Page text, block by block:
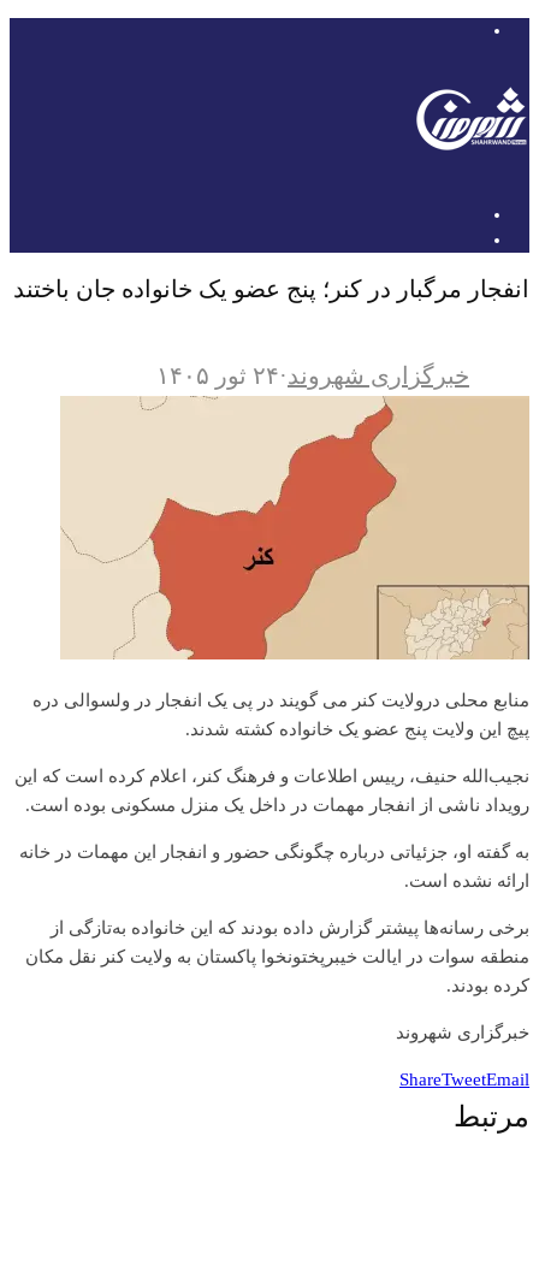
انفجار مرگبار در کنر؛ پنج عضو یک خانواده جان باختند
خبرگزاری شهروند·۲۴ ثور ۱۴۰۵
منابع محلی در‌ولایت‌ کنر می گویند در پی یک انفجار در ولسوالی دره
پیچ این ولایت پنج عضو یک خانواده کشته شدند.
نجیب‌الله حنیف، رییس اطلاعات و فرهنگ کنر، اعلام کرده است که این
رویداد ناشی از انفجار مهمات در داخل یک منزل مسکونی بوده است.
به گفته او، جزئیاتی درباره چگونگی حضور و انفجار این مهمات در خانه
ارائه نشده است.
برخی رسانه‌ها پیشتر گزارش داده بودند که این خانواده به‌تازگی از
منطقه سوات در ایالت خیبرپختونخوا پاکستان به ولایت کنر نقل مکان
کرده بودند.
خبرگزاری شهروند
ShareTweetEmail
مرتبط